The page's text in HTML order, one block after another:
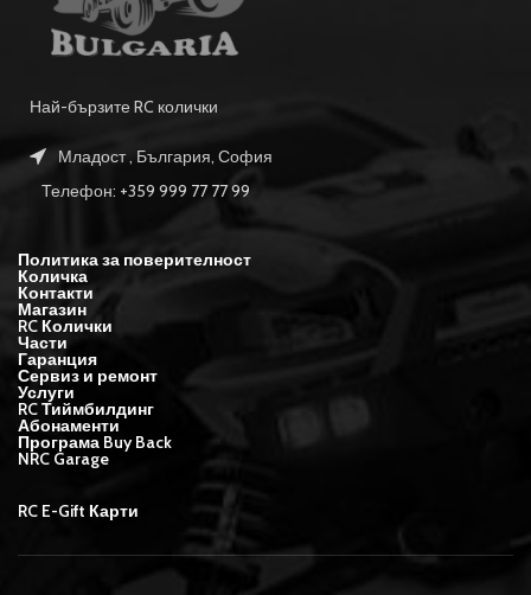
Най-бързите RC колички
Младост , България, София
Телефон: +359 999 77 77 99
Политика за поверителност
Количка
Контакти
Магазин
RC Колички
Части
Гаранция
Сервиз и ремонт
Услуги
RC Тиймбилдинг
Абонаменти
Програма Buy Back
NRC Garage
RC E-Gift Карти